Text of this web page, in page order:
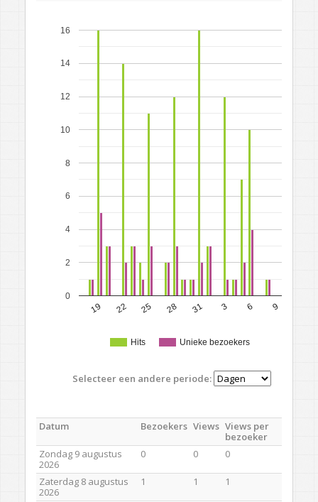
Hits Unieke bezoekers
9
6
3
31
28
25
22
19
0
2
4
6
8
10
12
14
16
Selecteer een andere periode:
Datum Bezoekers Views Views per
bezoeker
Zondag 9 augustus
2026
0 0 0
Zaterdag 8 augustus
2026
1 1 1